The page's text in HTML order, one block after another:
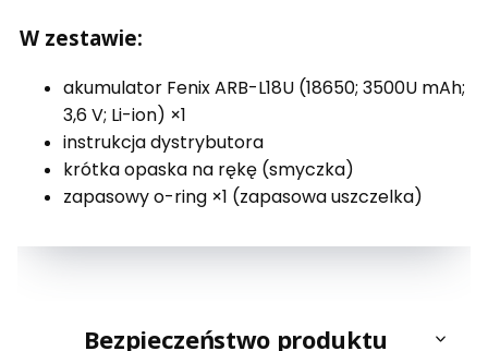
W zestawie:
akumulator Fenix ARB-L18U (18650; 3500U mAh;
3,6 V; Li-ion) ×1
instrukcja dystrybutora
krótka opaska na rękę (smyczka)
zapasowy o-ring ×1 (zapasowa uszczelka)
Bezpieczeństwo produktu